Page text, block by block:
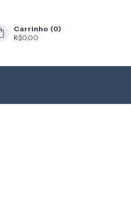
Carrinho (0)
R$0,00